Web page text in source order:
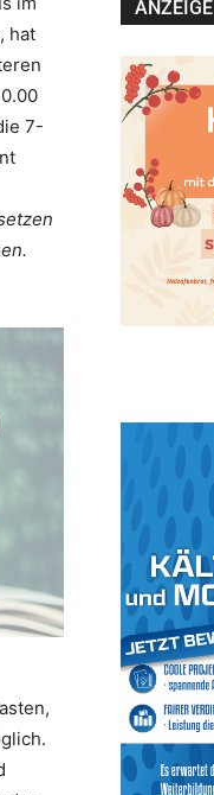
hat
7-
ANZEIGE